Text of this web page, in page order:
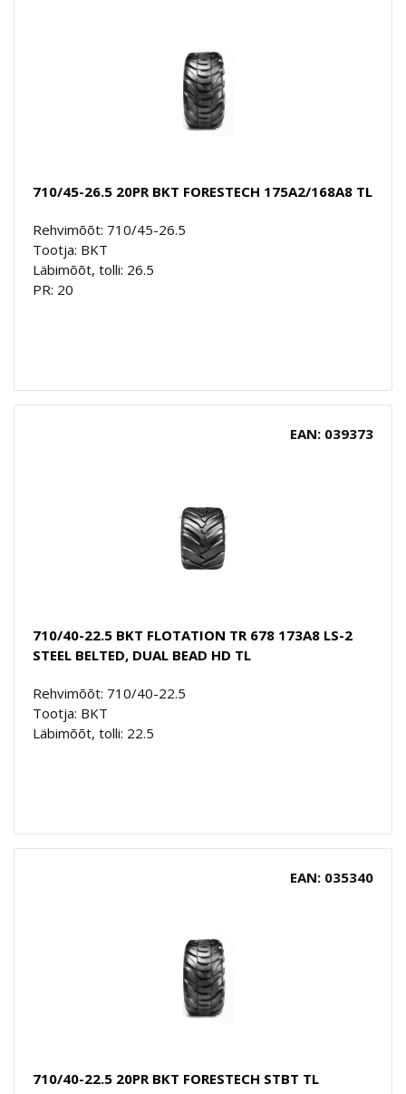
710/45-26.5 20PR BKT FORESTECH 175A2/168A8 TL
Rehvimõõt: 710/45-26.5
Tootja: BKT
Läbimõõt, tolli: 26.5
PR: 20
EAN: 039373
710/40-22.5 BKT FLOTATION TR 678 173A8 LS-2
STEEL BELTED, DUAL BEAD HD TL
Rehvimõõt: 710/40-22.5
Tootja: BKT
Läbimõõt, tolli: 22.5
EAN: 035340
710/40-22.5 20PR BKT FORESTECH STBT TL